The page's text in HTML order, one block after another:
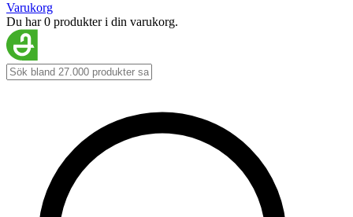
Varukorg
Du har 0 produkter i din varukorg.